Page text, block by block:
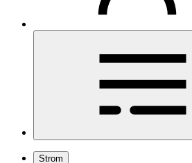
Strom